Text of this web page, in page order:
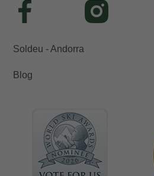
Soldeu - Andorra
Blog